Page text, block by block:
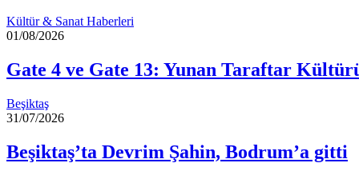
Kültür & Sanat Haberleri
01/08/2026
Gate 4 ve Gate 13: Yunan Taraftar
Beşiktaş
31/07/2026
Beşiktaş’ta Devrim Şahin, Bodrum’a gitti